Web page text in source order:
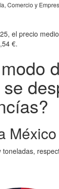
Comercio y
el precio
€.
México